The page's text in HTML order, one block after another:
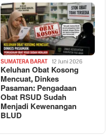
SUMATERA BARAT 12 Juni 2026
Keluhan Obat Kosong
Mencuat, Dinkes
Pasaman: Pengadaan
Obat RSUD Sudah
Menjadi Kewenangan
BLUD